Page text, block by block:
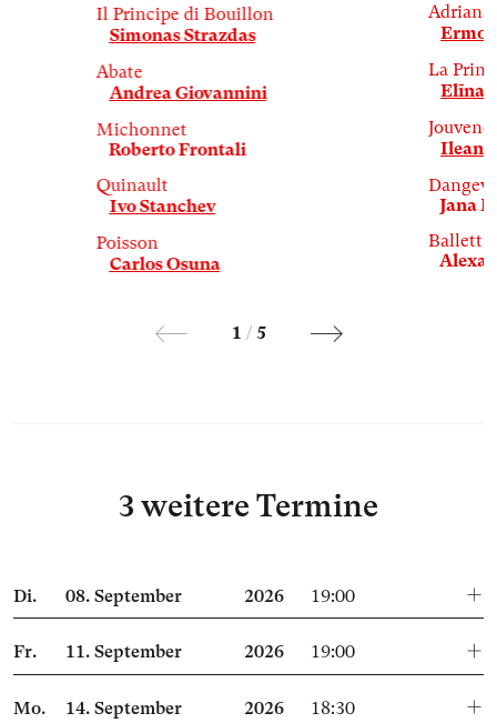
Il Principe di Bouillon
Simonas Strazdas
Abate
Andrea Giovannini
Michonnet
Roberto Frontali
Quinault
Ivo Stanchev
Poisson
Carlos Osuna
Adriana
La
Elīna
Ileana
Jana
Ballett
1 / 5
3 weitere Termine
Di. 08.September 2026 19:00
Fr. 11.September 2026 19:00
Mo. 14.September 2026 18:30